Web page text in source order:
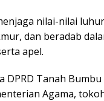
nilai-nilai
dan beradab
apel.
DPRD Tanah Bumbu
Agama,